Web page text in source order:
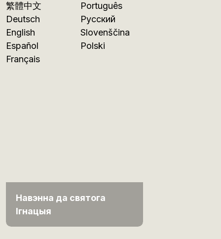
繁體中文
Deutsch
English
Español
Français
Português
Русский
Slovenščina
Polski
Навэнна да святога
Ігнацыя